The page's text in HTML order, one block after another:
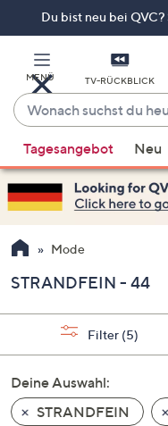
Du bist neu bei
MENÜ TV-RÜCKBLICK
Wonach
suchst
du
heute?
Vorschläge
verfügbar
sind,
verwenden
Sie
Pfeiltasten
nach
und
nach
unten
oder
Tagesangebot Neu
Mode
STRANDFEIN - 44
Filter (5)
Deine Auswahl:
STRANDFEIN